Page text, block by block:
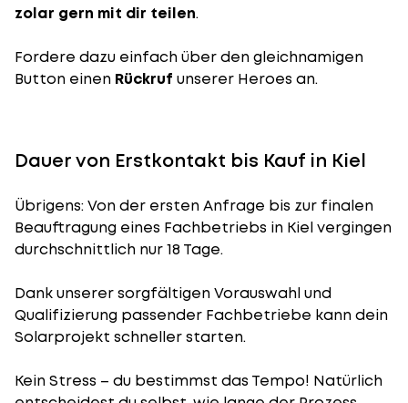
zolar gern mit dir teilen.
Fordere dazu einfach über den gleichnamigen
Button einen Rückruf unserer Heroes an.
Dauer von Erstkontakt bis Kauf in Kiel
Übrigens: Von der ersten Anfrage bis zur finalen
Beauftragung eines Fachbetriebs in Kiel vergingen
durchschnittlich nur 18 Tage.
Dank unserer sorgfältigen Vorauswahl und
Qualifizierung passender Fachbetriebe kann dein
Solarprojekt schneller starten.
Kein Stress – du bestimmst das Tempo! Natürlich